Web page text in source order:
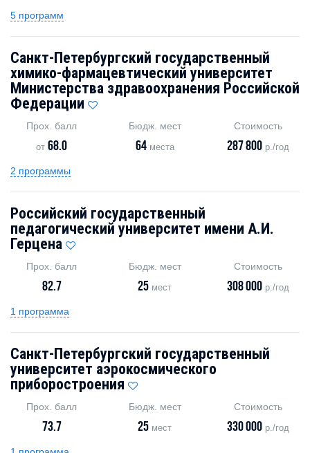
5 программ
Санкт-Петербургский государственный
химико-фармацевтический университет
Министерства здравоохранения Российской
Федерации
Прох. балл
от68.0
Бюдж. мест
64места
Стоимость
287 800 р./год
2 программы
Российский государственный
педагогический университет имени А.И.
Герцена
Прох. балл
82.7
Бюдж. мест
25 мест
Стоимость
308 000 р./год
1 программа
Санкт-Петербургский государственный
университет аэрокосмического
приборостроения
Прох. балл
73.7
Бюдж. мест
25 мест
Стоимость
330 000 р./год